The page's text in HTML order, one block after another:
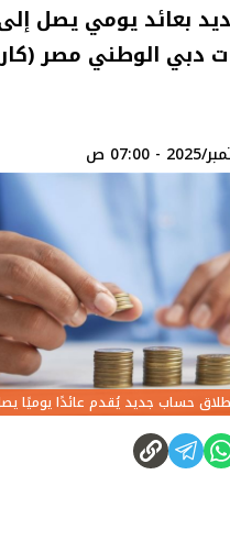
دبي الوطني مصر
حساب جديد يُقدم عائدًا يوميًا يصل